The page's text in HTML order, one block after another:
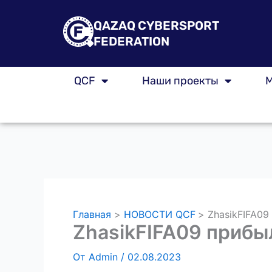
содержимому
QAZAQ CYBERSPORT
FEDERATION
QCF Наши проекты
Главная НОВОСТИ QCF
ZhasikFIFA09
От Admin / 02.08.2023